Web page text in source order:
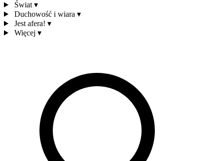
Świat ▾
Duchowość i wiara ▾
Jest afera! ▾
Więcej ▾